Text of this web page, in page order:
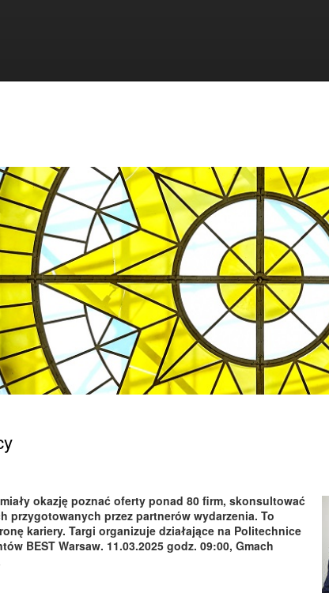
okazję poznać oferty ponad 80 firm, skonsultować
przygotowanych przez partnerów wydarzenia. To
kariery. Targi organizuje działające na Politechnice
BEST Warsaw. 11.03.2025 godz. 09:00, Gmach